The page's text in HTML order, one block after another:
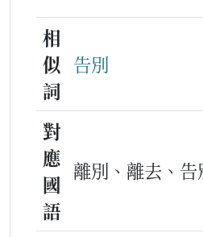
相
似
詞
告別
對
應
國
語
離別、離去、